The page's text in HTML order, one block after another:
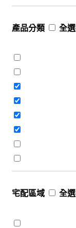
產品分類 全選
宅配區域 全選